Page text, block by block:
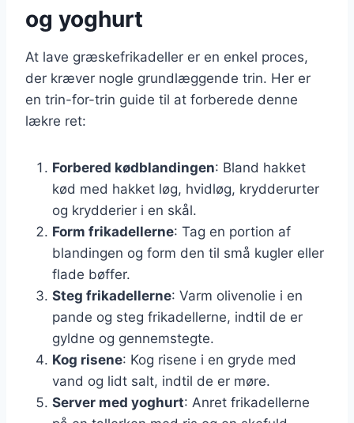
og yoghurt
At lave græskefrikadeller er en enkel proces,
der kræver nogle grundlæggende trin. Her er
en trin-for-trin guide til at forberede denne
lækre ret:
Forbered kødblandingen: Bland hakket
kød med hakket løg, hvidløg, krydderurter
og krydderier i en skål.
Form frikadellerne: Tag en portion af
blandingen og form den til små kugler eller
flade bøffer.
Steg frikadellerne: Varm olivenolie i en
pande og steg frikadellerne, indtil de er
gyldne og gennemstegte.
Kog risene: Kog risene i en gryde med
vand og lidt salt, indtil de er møre.
Server med yoghurt: Anret frikadellerne